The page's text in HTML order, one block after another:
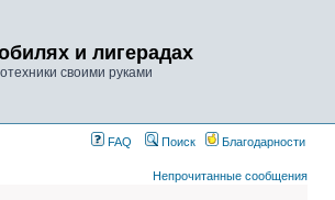
и лигерадах
своими руками
FAQ Поиск Благодарности
Непрочитанные сообщения